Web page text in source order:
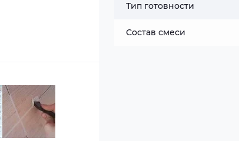
Тип готовности
Состав смеси